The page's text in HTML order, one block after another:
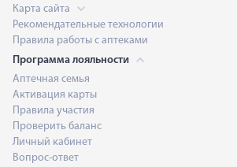
Карта сайта
Рекомендательные технологии
Правила работы с аптеками
Программа лояльности
Аптечная семья
Активация карты
Правила участия
Проверить баланс
Личный кабинет
Вопрос-ответ